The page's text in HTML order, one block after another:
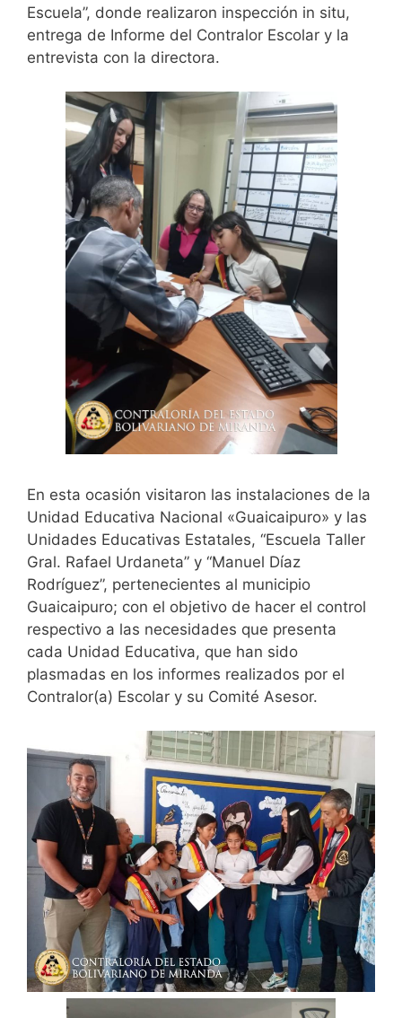
Escuela”, donde realizaron inspección in situ,
entrega de Informe del Contralor Escolar y la
entrevista con la directora.
En esta ocasión visitaron las instalaciones de la
Unidad Educativa Nacional «Guaicaipuro» y las
Unidades Educativas Estatales, “Escuela Taller
Gral. Rafael Urdaneta” y “Manuel Díaz
Rodríguez”, pertenecientes al municipio
Guaicaipuro; con el objetivo de hacer el control
respectivo a las necesidades que presenta
cada Unidad Educativa, que han sido
plasmadas en los informes realizados por el
Contralor(a) Escolar y su Comité Asesor.